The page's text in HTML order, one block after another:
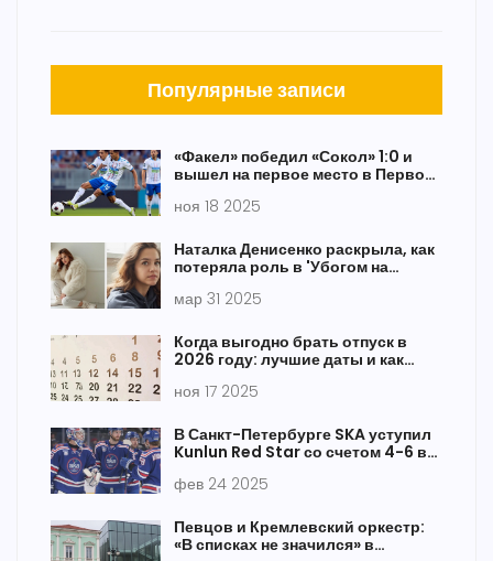
Популярные записи
«Факел» победил «Сокол» 1:0 и
вышел на первое место в Первой
черную полосу в Саратове
ноя 18 2025
Наталка Денисенко раскрыла, как
потеряла роль в 'Убогом на
мар 31 2025
Когда выгодно брать отпуск в
2026 году: лучшие даты и как
ноя 17 2025
В Санкт-Петербурге SKA уступил
Kunlun Red Star со счетом 4-6 в
фев 24 2025
Певцов и Кремлевский оркестр:
«В списках не значился» в